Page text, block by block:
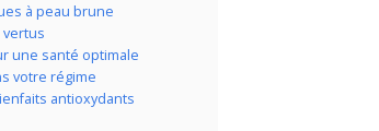
à peau brune
une santé optimale
votre régime
antioxydants